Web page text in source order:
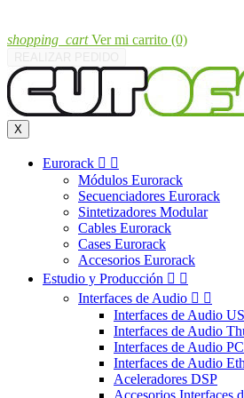
shopping_cart Ver mi carrito (0)
X
Eurorack  
Módulos Eurorack
Secuenciadores Eurorack
Sintetizadores Modular
Cables Eurorack
Cases Eurorack
Accesorios Eurorack
Estudio y Producción  
Interfaces de Audio  
Interfaces de Audio
Interfaces de Audio
Interfaces de Audio
Interfaces de Audio
Aceleradores DSP
Accesorios Interfaces